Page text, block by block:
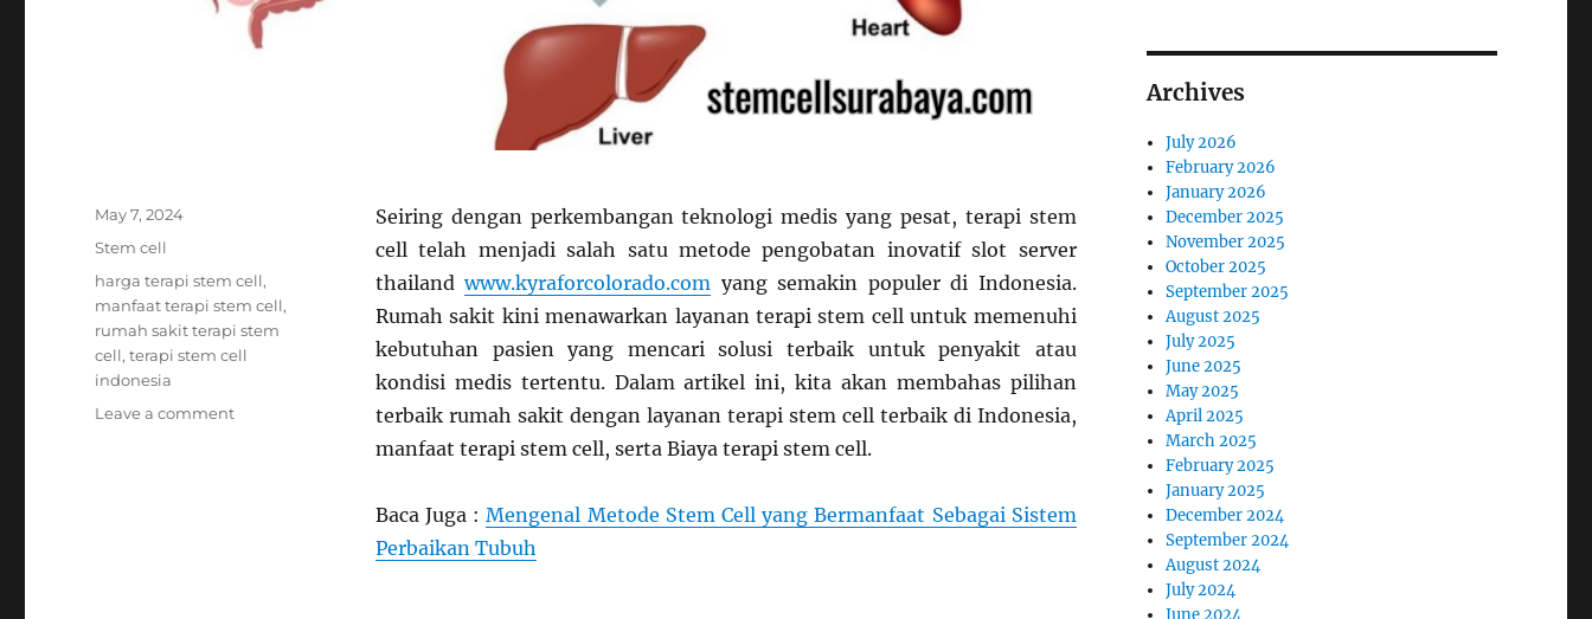
Seiring dengan perkembangan teknologi medis yang pesat, terapi stem
cell telah menjadi salah satu metode pengobatan inovatif slot server
thailandwww.kyraforcolorado.com yang semakin populer di Indonesia.
Rumah sakit kini menawarkan layanan terapi stem cell untuk memenuhi
kebutuhan pasien yang mencari solusi terbaik untuk penyakit atau
kondisi medis tertentu. Dalam artikel ini, kita akan membahas pilihan
terbaik rumah sakit dengan layanan terapi stem cell terbaik di Indonesia,
manfaat terapi stem cell, serta Biaya terapi stem cell.
Baca Juga :Mengenal Metode Stem Cell yang Bermanfaat Sebagai Sistem
Perbaikan Tubuh
Posted
May 7, 2024
Categories
Stem cell
Tags
harga terapi stem cell,
manfaat terapi stem cell,
rumah sakit terapi stem
cell,terapi stem cell
indonesia
Leave a commenton
Archives
July 2026
February 2026
January 2026
December 2025
November 2025
October 2025
September 2025
August 2025
July 2025
June 2025
May 2025
April 2025
March 2025
February 2025
January 2025
December 2024
September 2024
August 2024
July 2024
June 2024